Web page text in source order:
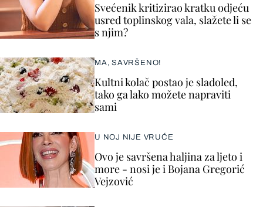
Svećenik kritizirao kratku odjeću
usred toplinskog vala, slažete li se
s njim?
MA, SAVRŠENO!
Kultni kolač postao je sladoled,
tako ga lako možete napraviti
sami
U NOJ NIJE VRUĆE
Ovo je savršena haljina za ljeto i
more - nosi je i Bojana Gregorić
Vejzović